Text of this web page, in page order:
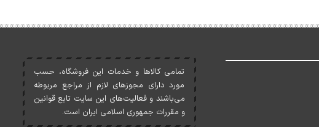
تمامی کالاها و خدمات اين فروشگاه، حسب
مورد دارای مجوزهای لازم از مراجع مربوطه
می‌باشند و فعاليت‌های اين سايت تابع قوانين
و مقررات جمهوری اسلامی ايران است.